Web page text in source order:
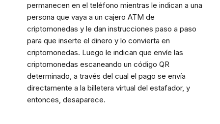
permanecen en el teléfono mientras le indican a una
persona que vaya a un cajero ATM de
criptomonedas y le dan instrucciones paso a paso
para que inserte el dinero y lo convierta en
criptomonedas. Luego le indican que envíe las
criptomonedas escaneando un código QR
determinado, a través del cual el pago se envía
directamente a la billetera virtual del estafador, y
entonces, desaparece.